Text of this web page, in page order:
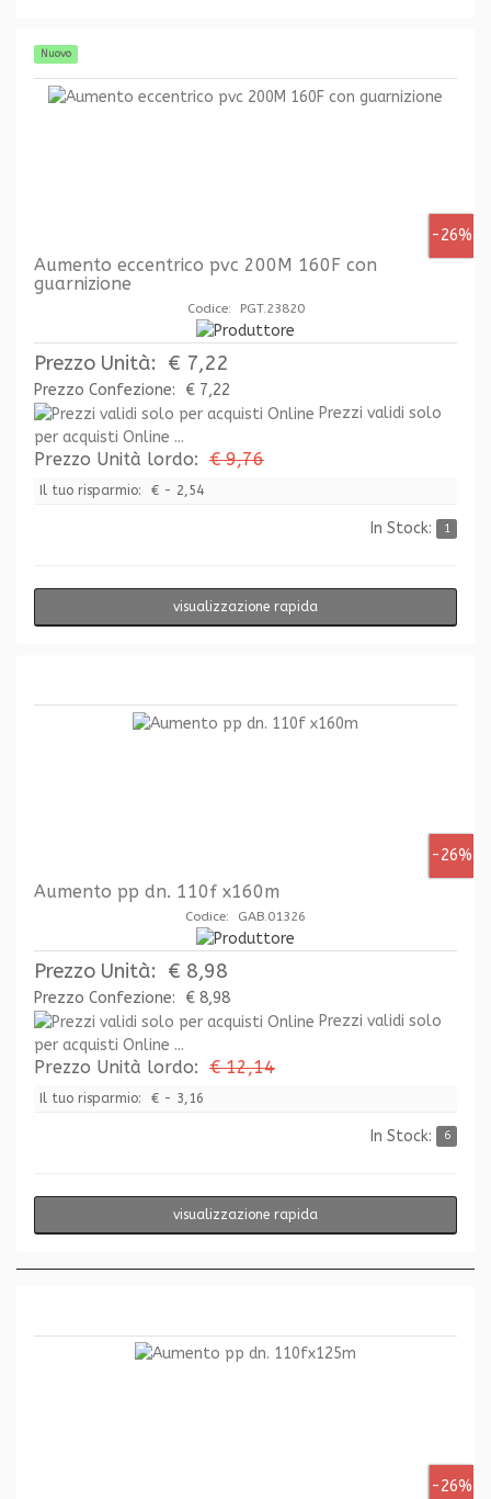
Nuovo
-26%
Aumento eccentrico pvc 200M 160F con
guarnizione
Codice: PGT.23820
Prezzo Unità: € 7,22
Prezzo Confezione:
€ 7,22
Prezzi validi solo
per acquisti Online ...
Prezzo Unità lordo: € 9,76
Il tuo risparmio: € - 2,54
In Stock: 1
visualizzazione rapida
-26%
Aumento pp dn. 110f x160m
Codice: GAB.01326
Prezzo Unità: € 8,98
Prezzo Confezione:
€ 8,98
Prezzi validi solo
per acquisti Online ...
Prezzo Unità lordo: € 12,14
Il tuo risparmio: € - 3,16
In Stock: 6
visualizzazione rapida
-26%